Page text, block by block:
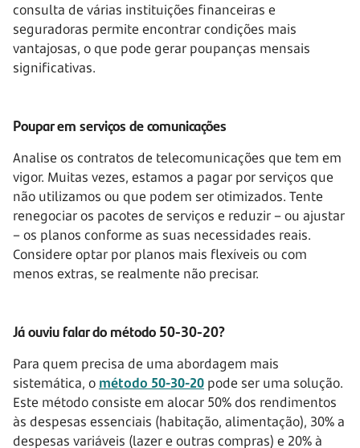
consulta de várias instituições financeiras e
seguradoras permite encontrar condições mais
vantajosas, o que pode gerar poupanças mensais
significativas.
Poupar em serviços de comunicações
Analise os contratos de telecomunicações que tem em
vigor. Muitas vezes, estamos a pagar por serviços que
não utilizamos ou que podem ser otimizados. Tente
renegociar os pacotes de serviços e reduzir – ou ajustar
– os planos conforme as suas necessidades reais.
Considere optar por planos mais flexíveis ou com
menos extras, se realmente não precisar.
Já ouviu falar do método 50-30-20?
Para quem precisa de uma abordagem mais
sistemática, o método 50-30-20 pode ser uma solução.
Este método consiste em alocar 50% dos rendimentos
às despesas essenciais (habitação, alimentação), 30% a
despesas variáveis (lazer e outras compras) e 20% à